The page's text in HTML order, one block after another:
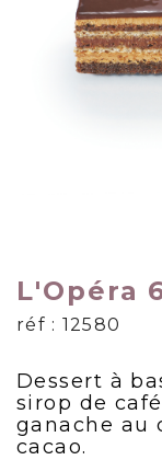
L'Opéra
réf : 12580
Dessert à
sirop de
ganache au
cacao.